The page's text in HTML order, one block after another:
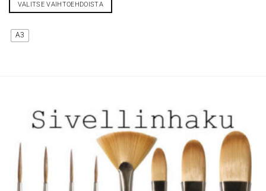
VALITSE VAIHTOEHDOISTA
tuotteella
on
tuotteen
sivulla.
A3